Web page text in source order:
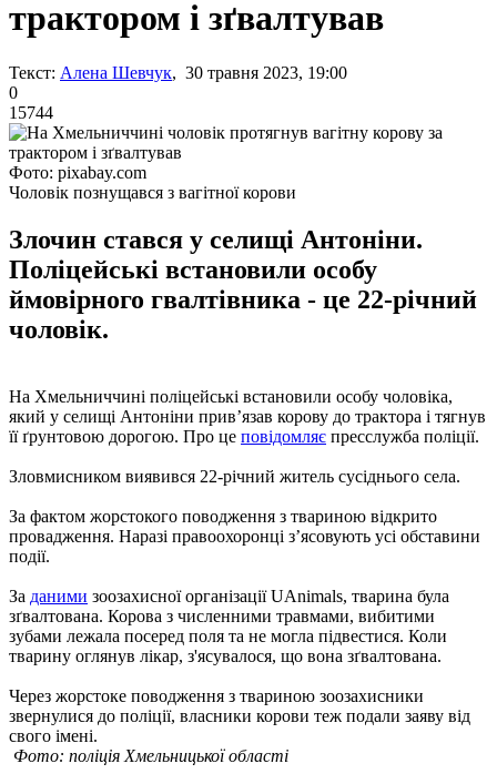
трактором і зґвалтував
Текст: Алена Шевчук, 30 травня 2023, 19:00
0
15744
Фото: pixabay.com
Чоловік познущався з вагітної корови
Злочин стався у селищі Антоніни.
Поліцейські встановили особу
ймовірного гвалтівника - це 22-річний
чоловік.
На Хмельниччині поліцейські встановили особу чоловіка,
який у селищі Антоніни прив’язав корову до трактора і тягнув
її ґрунтовою дорогою. Про це повідомляє пресслужба поліції.
Зловмисником виявився 22-річний житель сусіднього села.
За фактом жорстокого поводження з твариною відкрито
провадження. Наразі правоохоронці з’ясовують усі обставини
події.
За даними зоозахисної організації UAnimals, тварина була
зґвалтована. Корова з численними травмами, вибитими
зубами лежала посеред поля та не могла підвестися. Коли
тварину оглянув лікар, з'ясувалося, що вона зґвалтована.
Через жорстоке поводження з твариною зоозахисники
звернулися до поліції, власники корови теж подали заяву від
свого імені.
Фото: поліція Хмельницької області